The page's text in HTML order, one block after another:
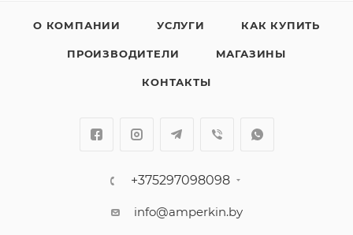
О КОМПАНИИ УСЛУГИ КАК КУПИТЬ
ПРОИЗВОДИТЕЛИ МАГАЗИНЫ
КОНТАКТЫ
+375297098098
info@amperkin.by